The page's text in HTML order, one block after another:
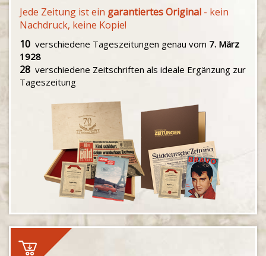
Jede Zeitung ist ein garantiertes Original - kein
Nachdruck, keine Kopie!
10 verschiedene Tageszeitungen genau vom 7. März
1928
28 verschiedene Zeitschriften als ideale Ergänzung zur
Tageszeitung